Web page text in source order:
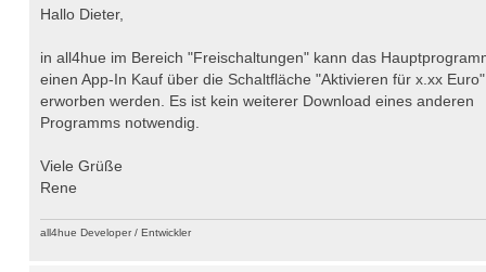
s
Hallo Dieter,
in all4hue im Bereich "Freischaltungen" kann das
einen App-In Kauf über die Schaltfläche "Aktivieren für x.xx Euro"
erworben werden. Es ist kein weiterer Download eines anderen
Programms notwendig.
Viele Grüße
Rene
all4hue Developer / Entwickler